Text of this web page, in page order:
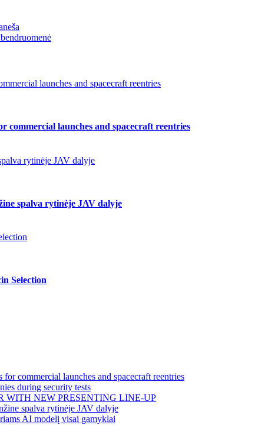
launches and spacecraft reentries
commercial launches and spacecraft reentries
rytinėje JAV dalyje
spalva rytinėje JAV dalyje
Selection
commercial launches and spacecraft reentries
during security tests
WITH NEW PRESENTING LINE-UP
spalva rytinėje JAV dalyje
AI modelį visai gamyklai